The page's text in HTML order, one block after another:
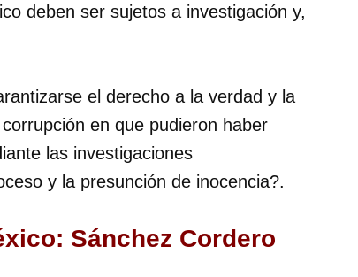
deben ser sujetos a investigación y,
el derecho a la verdad y la
en que pudieron haber
las investigaciones
y la presunción de inocencia?.
Sánchez Cordero